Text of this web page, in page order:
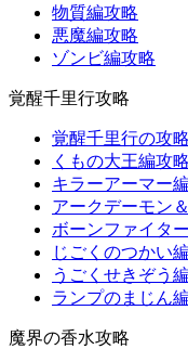
物質編攻略
悪魔編攻略
ゾンビ編攻略
覚醒千里行攻略
覚醒千里行の攻
くもの大王編攻略
キラーアーマー
アークデーモン
ボーンファイタ
じごくのつかい
うごくせきぞう
ランプのまじん
魔界の香水攻略